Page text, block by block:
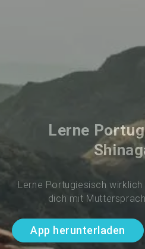
Lerne
Lerne Portugiesisch
dich mit
App herunterladen